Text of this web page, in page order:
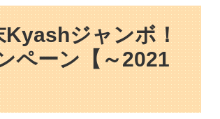
ジャンボ！
ペーン【～2021